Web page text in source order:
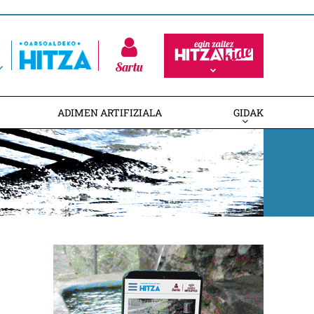
Sartu
ADIMEN ARTIFIZIALA GIDAK